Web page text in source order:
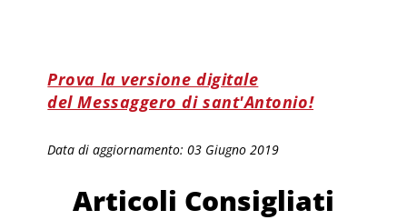
Prova la versione digitale
del Messaggero di sant'Antonio!
Data di aggiornamento: 03 Giugno 2019
Articoli Consigliati